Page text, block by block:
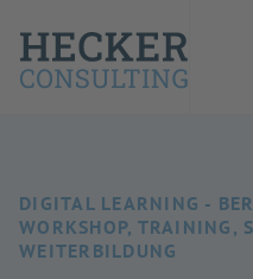
DIGITAL LEARNING -
WORKSHOP, TRAINING,
WEITERBILDUNG